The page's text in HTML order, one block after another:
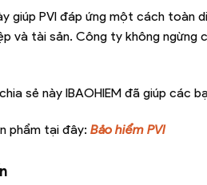
giúp PVI đáp ứng một cách toàn
và tài sản. Công ty không
sẻ này IBAOHIEM đã giúp các
phẩm tại đây: Bảo hiểm PVI